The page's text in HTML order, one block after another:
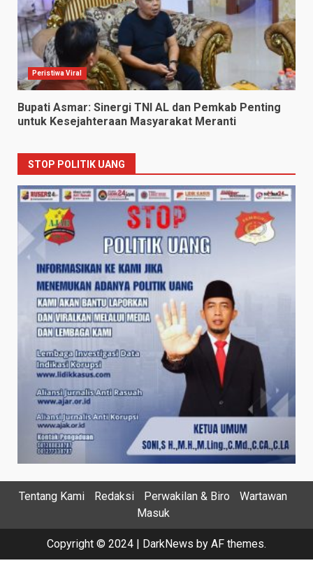
Peristiwa Viral
Bupati Asmar: Sinergi TNI AL dan Pemkab Penting
untuk Kesejahteraan Masyarakat Meranti
STOP POLITIK UANG
Tentang Kami Redaksi Perwakilan & Biro
Wartawan
Masuk
Copyright © 2024 DarkNews by AF themes.